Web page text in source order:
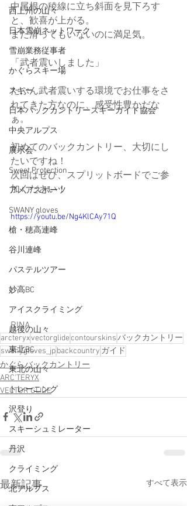
西上州の山々
日本雪崩ネットワーク
雪崩業務従事者
かぐらスキー場
スキー
日本バックカントリースキーガイド協会
中央アルプス
展示会
Sweet Protection
アメアスポーツ
SWANY gloves
槍・穂高連峰
谷川連峰
パステルツアー
妙高BC
アイスクライミング
越後の山々
東北BC
東北の山々
トレーニング
沢登り
スキーシュミレーター
丹沢
クライミング
北アルプス
中尾根の稜線に立ち斜面を見下ろす
と、歓喜が上がる。
まだ滑ってもいないのに満足気。
「武者震いしました」
たぶん武者震いする環境でお仕事をさ
れてきた方なのに、感受性豊かだな
ぁ。
初めてのバックカントリー、大切にし
たいですね！
次回はぜひ、スプリットボードでご参
加ください！
https://youtu.be/Ng4KlCAy71Q
RINA
arcteryxvectorglidecontourskinsバックカントリー
swanygloves_jpbackcountry ガイド
かぐらバックカントリー
ARC'TERYX
VECTOR GLIDE
最新記事 すべて表示